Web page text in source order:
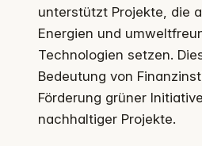
unterstützt Projekte, die
Energien und
Technologien setzen.
Bedeutung von
Förderung grüner
nachhaltiger Projekte.